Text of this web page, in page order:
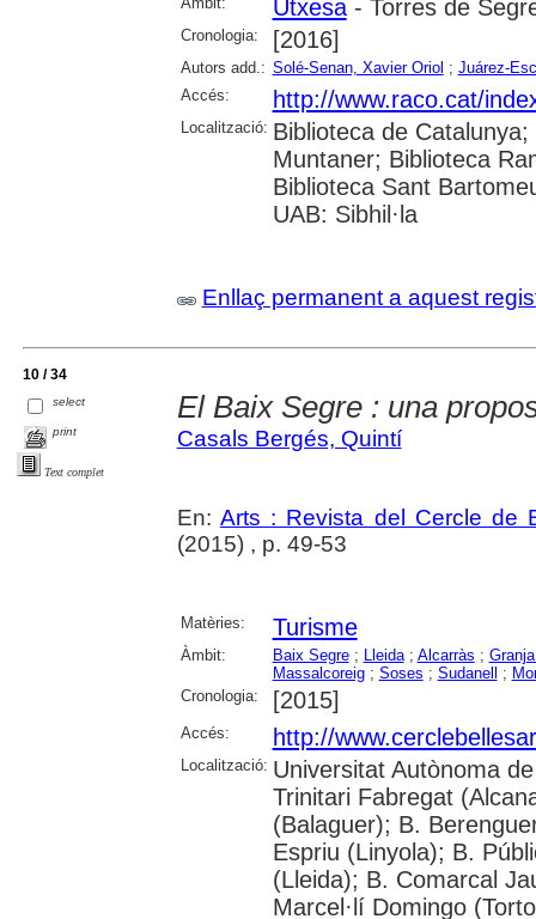
Utxesa- Torres de
Cronologia: [2016]
Autors add.: Solé-Senan, Xavier Oriol ; Juárez-
Accés:
http://www.raco.cat/
Localització: Biblioteca de
Muntaner; Biblioteca
Biblioteca Sant
UAB: Sibhil·la
Enllaç permanent a aquest
10 / 34
select
print
Text complet
El Baix Segre : una
Casals Bergés, Quintí
En: Arts : Revista del Cercle de
(2015) , p. 49-53
Matèries: Turisme
Àmbit: Baix Segre; Lleida; Alcarràs ;
Massalcoreig; Soses ; Sudanell ;
Cronologia:
[2015]
Accés: http://
Localització: Universitat Autònoma
Trinitari Fabregat
(Balaguer); B.
Espriu (Linyola); B.
(Lleida); B. Comarcal
Marcel·lí Domingo